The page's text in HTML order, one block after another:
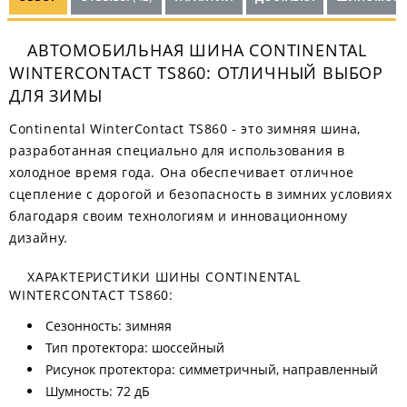
АВТОМОБИЛЬНАЯ ШИНА CONTINENTAL
WINTERCONTACT TS860: ОТЛИЧНЫЙ ВЫБОР
ДЛЯ ЗИМЫ
Continental WinterContact TS860 - это зимняя шина,
разработанная специально для использования в
холодное время года. Она обеспечивает отличное
сцепление с дорогой и безопасность в зимних условиях
благодаря своим технологиям и инновационному
дизайну.
ХАРАКТЕРИСТИКИ ШИНЫ CONTINENTAL
WINTERCONTACT TS860:
Сезонность: зимняя
Тип протектора: шоссейный
Рисунок протектора: симметричный, направленный
Шумность: 72 дБ